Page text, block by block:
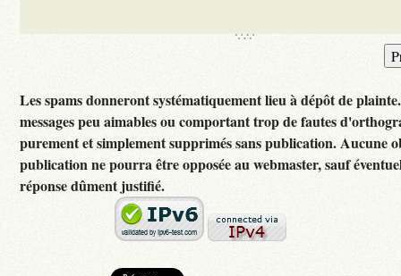
Les spams donneront systématiquement lieu à dépôt de
messages peu aimables ou comportant trop de fautes
purement et simplement supprimés sans publication. Aucune
publication ne pourra être opposée au webmaster, sauf
réponse dûment justifié.